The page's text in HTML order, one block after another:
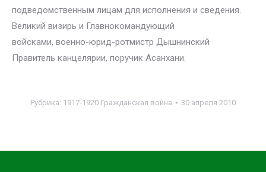
подведомственным лицам для исполнения и сведения.
Великий визирь и Главнокомандующий
войсками, военно-юрид-ротмистр Дышнинский
Правитель канцелярии, поручик Асанхани.
Рубрика: 1917-1920 Гражданская война 30 апреля 2010